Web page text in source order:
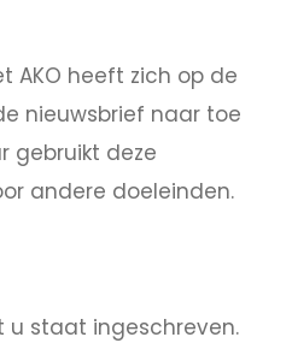
AKO heeft zich op de
nieuwsbrief naar toe
gebruikt deze
andere doeleinden.
staat ingeschreven.